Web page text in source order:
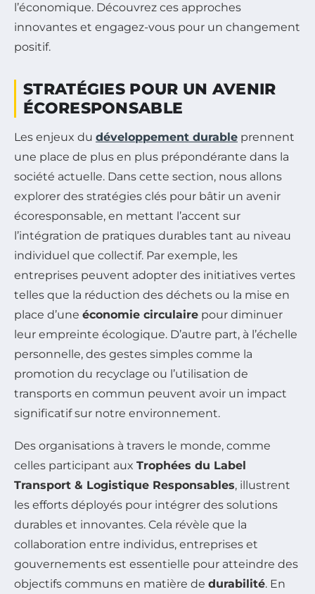
l’économique. Découvrez ces approches
innovantes et engagez-vous pour un changement
positif.
STRATÉGIES POUR UN AVENIR
ÉCORESPONSABLE
Les enjeux du développement durable prennent
une place de plus en plus prépondérante dans la
société actuelle. Dans cette section, nous allons
explorer des stratégies clés pour bâtir un avenir
écoresponsable, en mettant l’accent sur
l’intégration de pratiques durables tant au niveau
individuel que collectif. Par exemple, les
entreprises peuvent adopter des initiatives vertes
telles que la réduction des déchets ou la mise en
place d’une économie circulaire pour diminuer
leur empreinte écologique. D’autre part, à l’échelle
personnelle, des gestes simples comme la
promotion du recyclage ou l’utilisation de
transports en commun peuvent avoir un impact
significatif sur notre environnement.
Des organisations à travers le monde, comme
celles participant aux Trophées du Label
Transport & Logistique Responsables, illustrent
les efforts déployés pour intégrer des solutions
durables et innovantes. Cela révèle que la
collaboration entre individus, entreprises et
gouvernements est essentielle pour atteindre des
objectifs communs en matière de durabilité. En